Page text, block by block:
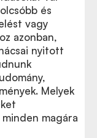
és
vagy
azonban,
nyitott
Melyek
magára